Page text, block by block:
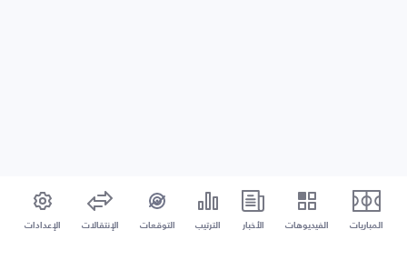
المباريات الفيديوهات الأخبار الترتيب التوقعات الإنتقالات الإعدادات